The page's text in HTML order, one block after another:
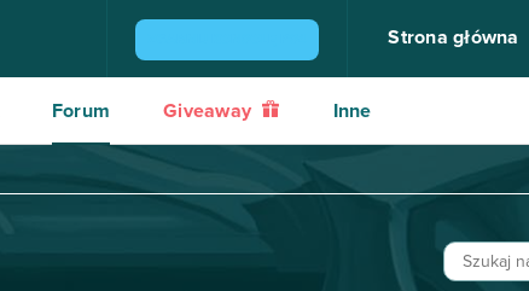
Strona główna
Forum Giveaway Inne